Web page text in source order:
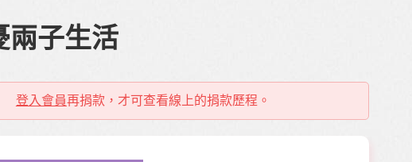
0
兩子生活
登入會員再捐款，才可查看線上的捐款歷程。